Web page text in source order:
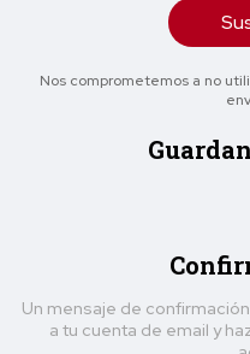
Nos comprometemos a no
Un mensaje de
a tu cuenta de email y